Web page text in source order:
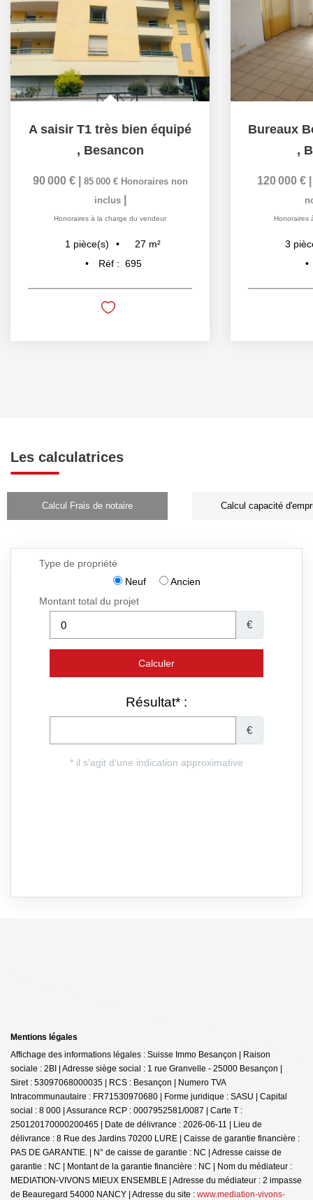
A saisir T1 très bien équipé
, Besancon
90 000 € 85 000 € Honoraires non
inclus
Honoraires à la charge du vendeur
1 pièce(s) 27 m²
Réf : 695
,
120 000 €
Honoraires
3
Les calculatrices
Calcul Frais de notaire Calcul capacité
Mentions légales
Affichage des informations légales : Suisse Immo Besançon | Raison
sociale : 2BI | Adresse siège social : 1 rue Granvelle - 25000 Besançon |
Siret : 53097068000035 | RCS : Besançon | Numero TVA
Intracommunautaire : FR71530970680 | Forme juridique : SASU | Capital
social : 8 000 | Assurance RCP : 0007952581/0087 | Carte T :
250120170000200465 | Date de délivrance : 2026-06-11 | Lieu de
délivrance : 8 Rue des Jardins 70200 LURE | Caisse de garantie financière :
PAS DE GARANTIE. | N° de caisse de garantie : NC | Adresse caisse de
garantie : NC | Montant de la garantie financière : NC | Nom du médiateur :
MEDIATION-VIVONS MIEUX ENSEMBLE | Adresse du médiateur : 2 impasse
de Beauregard 54000 NANCY | Adresse du site : www.mediation-vivons-